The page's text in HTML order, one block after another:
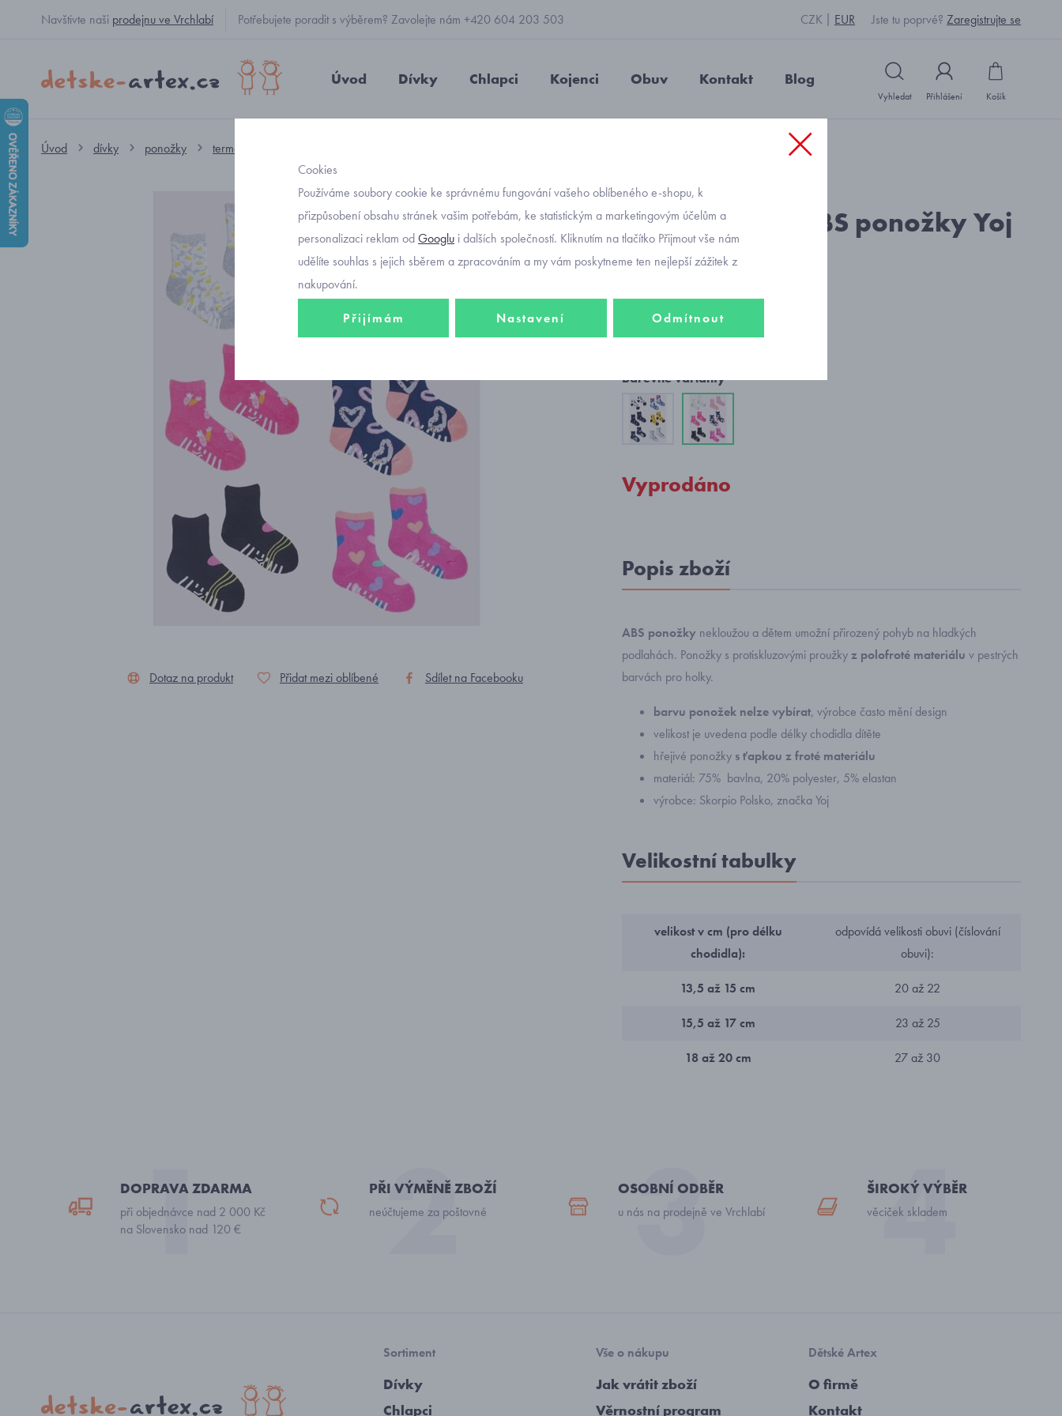
Navštivte naši prodejnu ve Vrchlabí Potřebujete poradit s výběrem? Zavolejte nám +420 604 203 503 CZK EUR Jste tu poprvé? Zaregistrujte se
Úvod Dívky Chlapci Kojenci Obuv Kontakt Blog
Vyhledat Přihlášení Košík
Úvod dívky ponožky termo, froté
Dotaz na produkt Přidat mezi oblíbené Sdílet na Facebooku
Objednávací kód: X2131_mix barev
protiskluzové ABS ponožky Yoj
dívčí
69 Kč
Barevné varianty
Vyprodáno
Popis zboží
ABS ponožky nekloužou a dětem umožní přirozený pohyb na hladkých
podlahách. Ponožky s protiskluzovými proužkyz polofroté materiálu v pestrých
barvách pro holky.
barvu ponožek nelze vybírat, výrobce často mění design
velikost je uvedena podle délky chodidla dítěte
hřejivé ponožky s ťapkou z froté materiálu
materiál: 75% bavlna, 20% polyester, 5% elastan
výrobce: Skorpio Polsko, značka Yoj
Velikostní tabulky
velikost v cm (pro délku
chodidla):
odpovídá velikosti obuvi (číslování
obuvi):
13,5 až 15 cm 20 až 22
15,5 až 17 cm 23 až 25
18 až 20 cm 27 až 30
DOPRAVA ZDARMA
při objednávce nad 2 000 Kč
na Slovensko nad 120 €
PŘI VÝMĚNĚ ZBOŽÍ
neúčtujeme za poštovné
OSOBNÍ ODBĚR
u nás na prodejně ve Vrchlabí
ŠIROKÝ VÝBĚR
věciček skladem
Sortiment
Dívky
Chlapci
Vše o nákupu
Jak vrátit zboží
Věrnostní program
Dětské Artex
O firmě
Kontakt
Cookies
Používáme soubory cookie ke správnému fungování vašeho oblíbeného e-shopu, k
přizpůsobení obsahu stránek vašim potřebám, ke statistickým a marketingovým účelům a
personalizaci reklam odGooglu i dalších společností. Kliknutím na tlačítko Přijmout vše nám
udělíte souhlas s jejich sběrem a zpracováním a my vám poskytneme ten nejlepší zážitek z
nakupování.
Přijímám Nastavení Odmítnout